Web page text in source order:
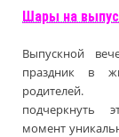
Шары на
Выпускной
праздник в
подчеркнуть
момент